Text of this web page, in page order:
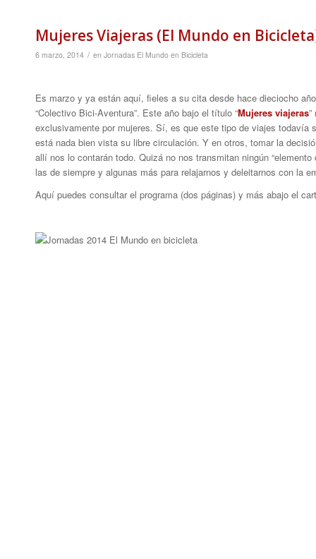
Mujeres Viajeras (El Mundo en
6 marzo, 2014 / en Jornadas El Mundo en Bicicleta
Es marzo y ya están aquí, fieles a su cita desde hace dieciocho
“Colectivo Bici-Aventura”. Este año bajo el título “Mujeres viajeras
exclusivamente por mujeres. Sí, es que este tipo de viajes
está nada bien vista su libre circulación. Y en otros, tomar la
allí nos lo contarán todo. Quizá no nos transmitan ningún
las de siempre y algunas más para relajarnos y deleitarnos con la
Aquí puedes consultar el programa (dos páginas) y más abajo el